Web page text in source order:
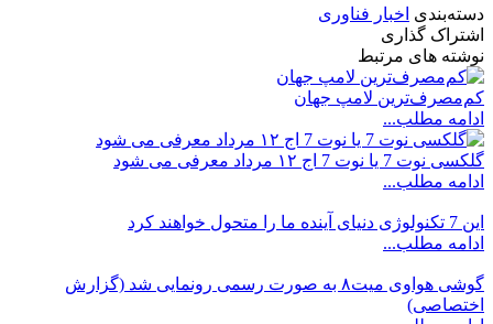
دسته‌بندی اخبار فناوری
اشتراک گذاری
نوشته های مرتبط
کم‌مصرف‌ترین لامپ جهان
ادامه مطلب...
گلکسی نوت 7 یا نوت 7 اج ۱۲ مرداد معرفی می شود
ادامه مطلب...
این 7 تکنولوژی دنیای آینده ما را متحول خواهند کرد
ادامه مطلب...
گوشی هواوی میت۸ به صورت رسمی رونمایی شد (گزارش
اختصاصی)